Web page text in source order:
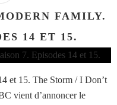
FAMILY.
14 ET 15.
et 15. The Storm / I Don’t
vient d’annoncer le